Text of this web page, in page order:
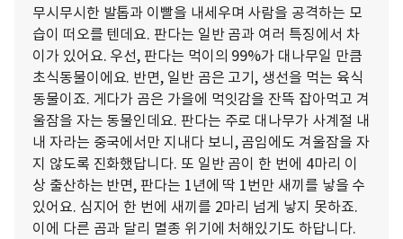
무시무시한 발톱과 이빨을 내세우며 사람을 공격하는 모
습이 떠오를 텐데요. 판다는 일반 곰과 여러 특징에서 차
이가 있어요. 우선, 판다는 먹이의 99%가 대나무일 만큼
초식동물이에요. 반면, 일반 곰은 고기, 생선을 먹는 육식
동물이죠. 게다가 곰은 가을에 먹잇감을 잔뜩 잡아먹고 겨
울잠을 자는 동물인데요. 판다는 주로 대나무가 사계절 내
내 자라는 중국에서만 지내다 보니, 곰임에도 겨울잠을 자
지 않도록 진화했답니다. 또 일반 곰이 한 번에 4마리 이
상 출산하는 반면, 판다는 1년에 딱 1번만 새끼를 낳을 수
있어요. 심지어 한 번에 새끼를 2마리 넘게 낳지 못하죠.
이에 다른 곰과 달리 멸종 위기에 처해있기도 하답니다.